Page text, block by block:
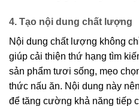
4. Tạo nội dung chất lượng
Nội dung chất lượng không
giúp cải thiện thứ hạng tìm
sản phẩm tươi sống, mẹo
thức nấu ăn. Nội dung này
để tăng cường khả năng tiếp